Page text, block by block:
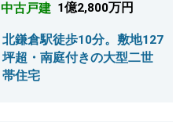
中古戸建 1億2,800万円
北鎌倉駅徒歩10分。敷地127
坪超・南庭付きの大型二世
帯住宅